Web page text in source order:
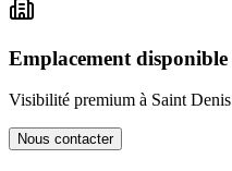
Emplacement disponible
Visibilité premium à Saint Denis
Nous contacter